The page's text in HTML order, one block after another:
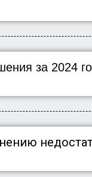
за 2024